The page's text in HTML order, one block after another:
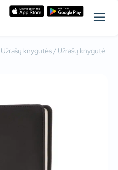
Užrašų knygutės/ Užrašų knygutė